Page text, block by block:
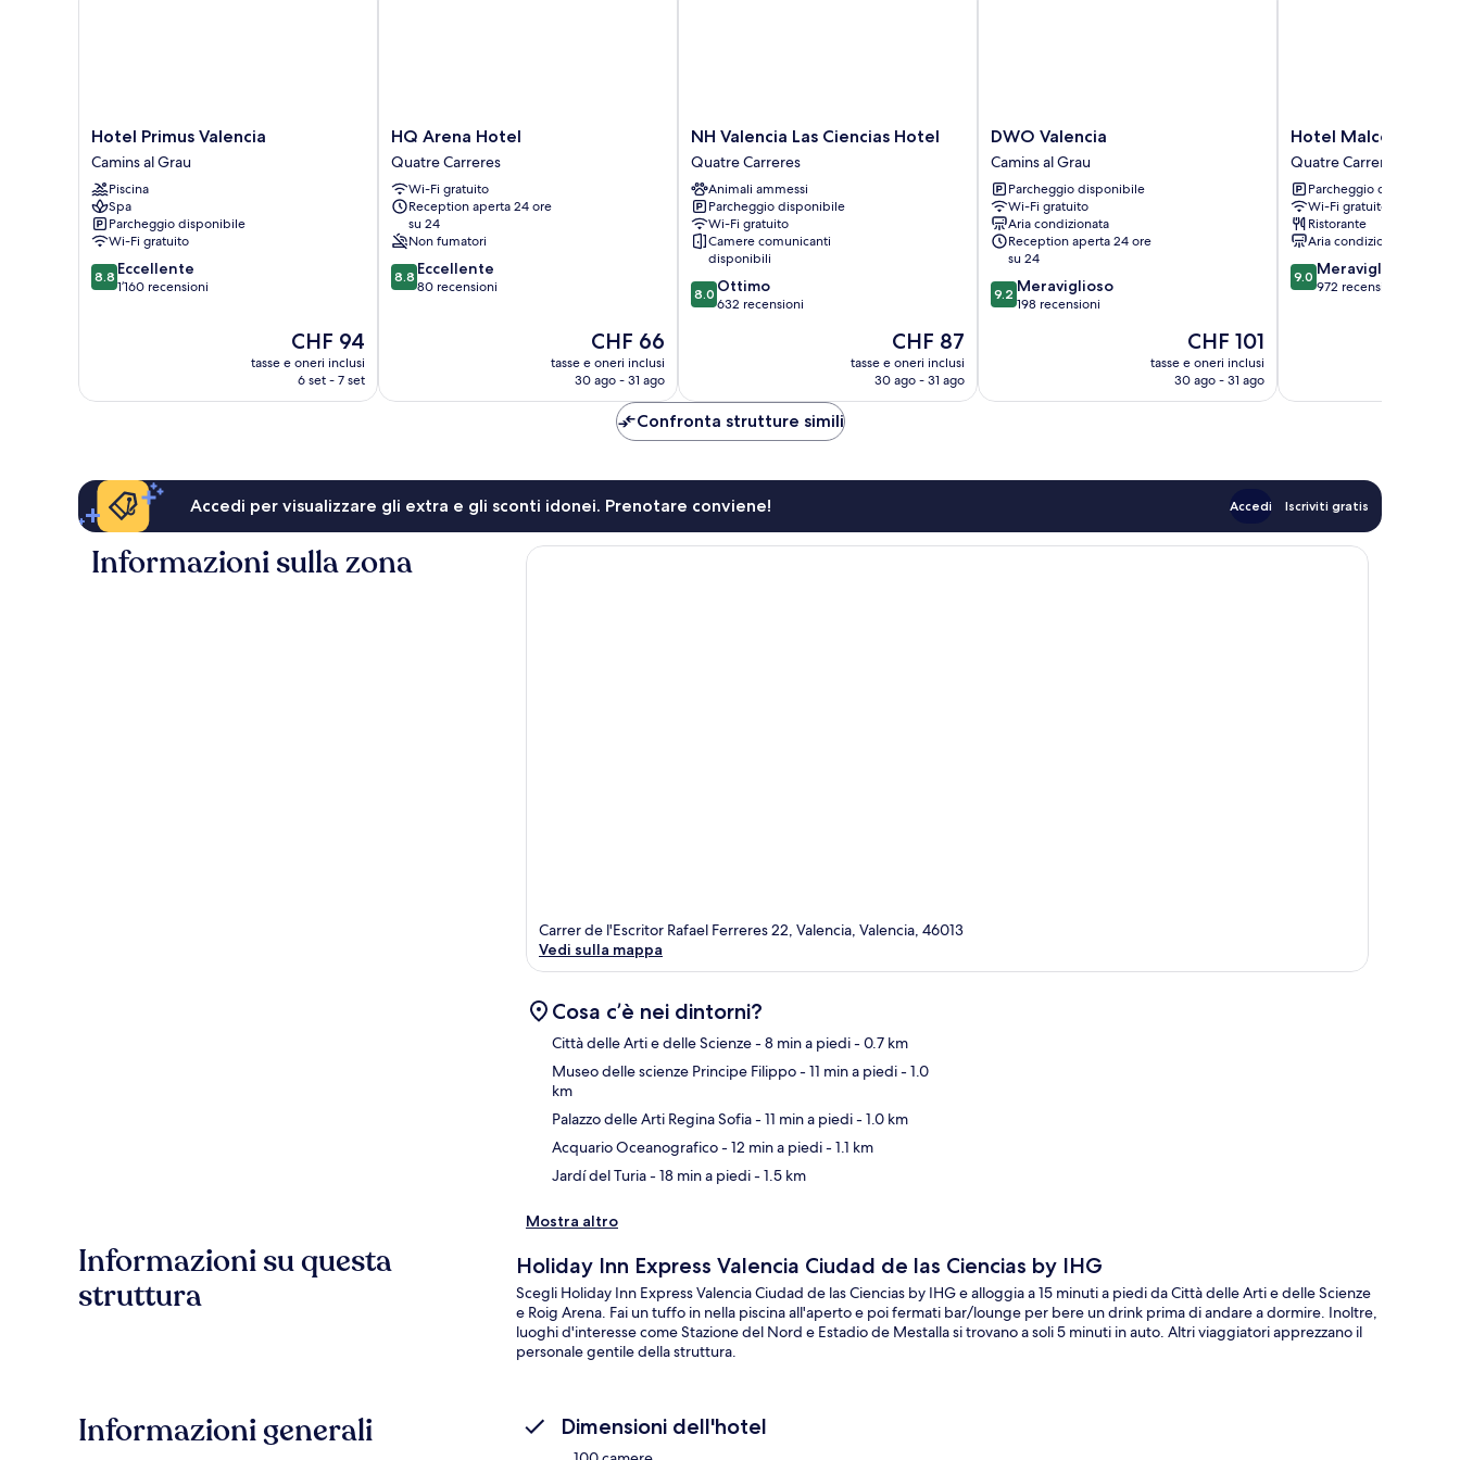
Hotel
Primus
Valencia
Camins
al
Grau
Hotel Primus Valencia
Camins al Grau
Piscina
Spa
Parcheggio disponibile
Wi-Fi gratuito
8.8
su
8.8 Eccellente
1’160 recensioni
Il
prezzo
attuale
CHF 94
tasse e oneri inclusi
6 set - 7 set
HQ
Arena
Hotel
Quatre
Carreres
HQ Arena Hotel
Quatre Carreres
Wi-Fi gratuito
Reception aperta 24 ore
su 24
Non fumatori
8.8
su
8.8 Eccellente
80 recensioni
Il
prezzo
attuale
CHF 66
CHF 66
tasse e oneri inclusi
30 ago - 31 ago
NH
Valencia
Las
Ciencias
Hotel
Quatre
Carreres
NH Valencia Las Ciencias Hotel
Quatre Carreres
Animali ammessi
Parcheggio disponibile
Wi-Fi gratuito
Camere comunicanti
disponibili
8.0
su
8.0 Ottimo
632 recensioni
Il
prezzo
attuale
CHF 87
tasse e oneri inclusi
30 ago - 31 ago
DWO
Valencia
Camins
al
Grau
DWO Valencia
Camins al Grau
Parcheggio disponibile
Wi-Fi gratuito
Aria condizionata
Reception aperta 24 ore
su 24
9.2
su
9.2 Meraviglioso
198 recensioni
Il
prezzo
attuale
CHF 101
tasse e oneri inclusi
30 ago - 31 ago
Hotel
Malcom
and
Barret
Quatre
Carreres
Hotel Malcom and
Quatre Carreres
Parcheggio disponibile
Wi-Fi gratuito
Ristorante
Aria condizionata
9.0
su
9.0 Meraviglioso
972 recensioni
Confronta strutture simili
Accedi per visualizzare gli extra e gli sconti idonei. Prenotare conviene! Accedi Iscriviti gratis
Informazioni sulla zona
Carrer de l'Escritor Rafael Ferreres 22, Valencia, Valencia, 46013
Vedi sulla mappa
Cosa c’è nei dintorni?
Città delle Arti e delle Scienze- 8 min a piedi- 0.7 km
Museo delle scienze Principe Filippo- 11 min a piedi- 1.0
km
Palazzo delle Arti Regina Sofia- 11 min a piedi- 1.0 km
Acquario Oceanografico- 12 min a piedi- 1.1 km
Jardí del Turia- 18 min a piedi- 1.5 km
Mostra altro
Informazioni su questa
struttura
Holiday Inn Express Valencia Ciudad de las Ciencias by IHG
Scegli Holiday Inn Express Valencia Ciudad de las Ciencias by IHG e alloggia a 15 minuti a piedi da Città delle Arti e delle Scienze
e Roig Arena. Fai un tuffo in nella piscina all'aperto e poi fermati bar/lounge per bere un drink prima di andare a dormire. Inoltre,
luoghi d'interesse come Stazione del Nord e Estadio de Mestalla si trovano a soli 5 minuti in auto. Altri viaggiatori apprezzano il
personale gentile della struttura.
Informazioni generali Dimensioni dell'hotel